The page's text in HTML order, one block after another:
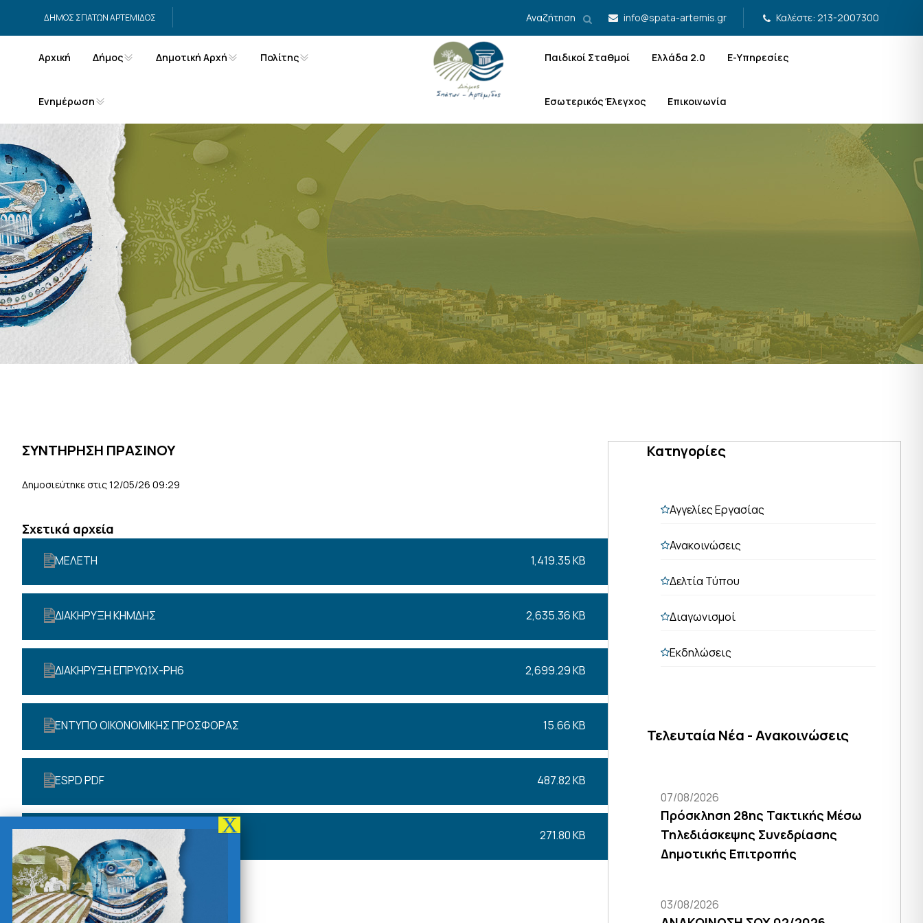
ΔΗΜΟΣ ΣΠΑΤΩΝ ΑΡΤΕΜΙΔΟΣ Αναζήτηση info@spata-artemis.gr Καλέστε: 213-2007300
Αρχική Δήμος Δημοτική Αρχή Πολίτης
Ενημέρωση
Παιδικοί Σταθμοί Ελλάδα 2.0 Ε-Υπηρεσίες
Εσωτερικός Έλεγχος Επικοινωνία
ΣΥΝΤΗΡΗΣΗ ΠΡΑΣΙΝΟΥ
Δημοσιεύτηκε στις 12/05/26 09:29
Σχετικά αρχεία
ΜΕΛΕΤΗ 1,419.35 KB
ΔΙΑΚΗΡΥΞΗ ΚΗΜΔΗΣ 2,635.36 KB
ΔΙΑΚΗΡΥΞΗ ΕΠΡΥΩ1Χ-ΡΗ6 2,699.29 KB
ΕΝΤΥΠΟ ΟΙΚΟΝΟΜΙΚΗΣ ΠΡΟΣΦΟΡΑΣ 15.66 KB
ESPD PDF 487.82 KB
271.80 KB
Κατηγορίες
Αγγελίες Εργασίας
Ανακοινώσεις
Δελτία Τύπου
Διαγωνισμοί
Εκδηλώσεις
Τελευταία Νέα - Ανακοινώσεις
07/08/2026
Πρόσκληση 28ης Τακτικής Μέσω
Τηλεδιάσκεψης Συνεδρίασης
Δημοτικής Επιτροπής
03/08/2026